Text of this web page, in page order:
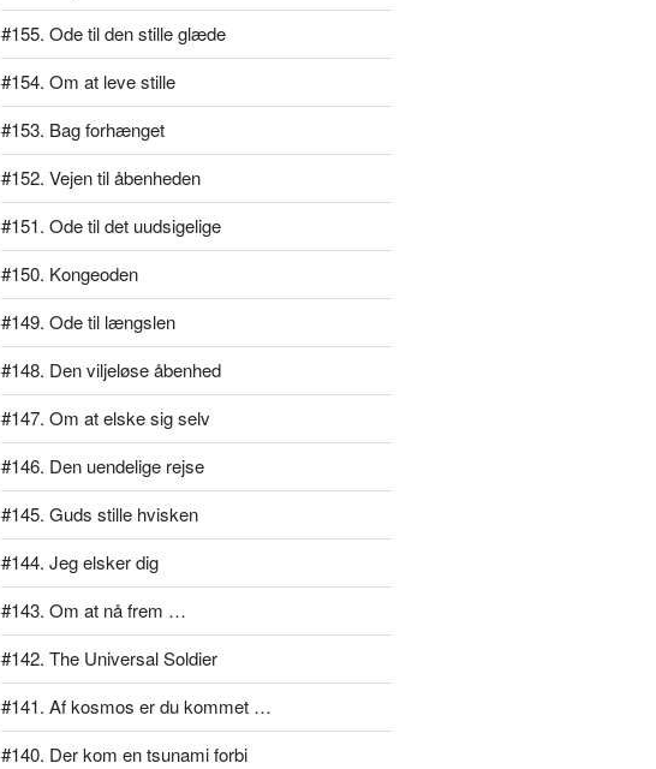
#155. Ode til den stille glæde
#154. Om at leve stille
#153. Bag forhænget
#152. Vejen til åbenheden
#151. Ode til det uudsigelige
#150. Kongeoden
#149. Ode til længslen
#148. Den viljeløse åbenhed
#147. Om at elske sig selv
#146. Den uendelige rejse
#145. Guds stille hvisken
#144. Jeg elsker dig
#143. Om at nå frem …
#142. The Universal Soldier
#141. Af kosmos er du kommet …
#140. Der kom en tsunami forbi